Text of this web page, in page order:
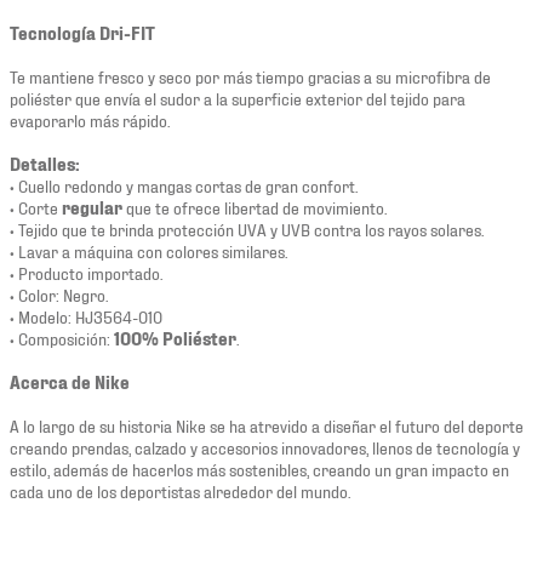
Tecnología Dri-FIT
Te mantiene fresco y seco por más tiempo gracias a su microfibra de
poliéster que envía el sudor a la superficie exterior del tejido para
evaporarlo más rápido.
Detalles:
• Cuello redondo y mangas cortas de gran confort.
• Corte regularque te ofrece libertad de movimiento.
• Tejido que te brinda protección UVA y UVB contra los rayos solares.
• Lavar a máquina con colores similares.
• Producto importado.
• Color: Negro.
• Modelo: HJ3564-010
• Composición: 100% Poliéster
Acerca de Nike
A lo largo de su historia Nike se ha atrevido a diseñar el futuro del deporte
creando prendas, calzado y accesorios innovadores, llenos de tecnología y
estilo, además de hacerlos más sostenibles, creando un gran impacto en
cada uno de los deportistas alrededor del mundo.